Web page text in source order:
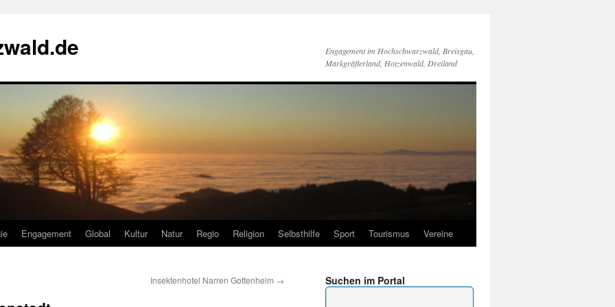
Engagement im Hochschwarzwald, Breisgau,
Markgräflerland, Hotzenwald, Dreiland
Engagement Global Kultur Natur Regio Religion Selbsthilfe Sport Tourismus Vereine
Insektenhotel Narren Gottenheim → Suchen im Portal